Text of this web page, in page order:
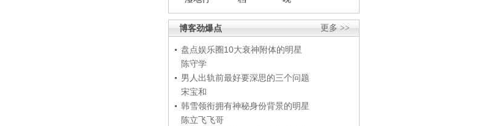
更多 >>
博客劲爆点
盘点娱乐圈10大衰神附体的明星
陈守学
男人出轨前最好要深思的三个问题
宋宝和
韩雪领衔拥有神秘身份背景的明星
陈立飞飞哥